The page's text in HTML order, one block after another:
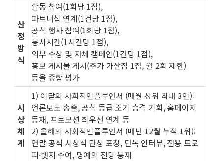
산
정
방
식
활동 참여(1회당 1점),
파트너십 연계(1건당 1점),
공식 행사 참여(1회당 1점),
봉사시간(1시간당 1점),
외부 수상 및 자체 캠페인(1건당 1점),
홍보 게시물 게시(추가 가산점 1점, 월 2회 제한)
등을 종합 평가
시
상
체
계
1) 이달의 사회적인플루언서 (매월 상위 최대 3인):
언론보도 송출, 공식 등급 조기 승격 기회, 홈페이지
등재, 프로모션 최우선 연계 등
2) 올해의 사회적인플루언서 (매년 12월 누적 1위):
연말 공식 시상식 단상 표창, 단독 인터뷰, 전용 트로
피·뱃지 수여, 명예의 전당 등재